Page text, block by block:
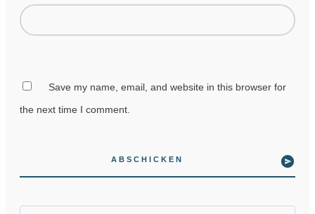
Save my name, email, and website in this browser for
the next time I comment.
ABSCHICKEN